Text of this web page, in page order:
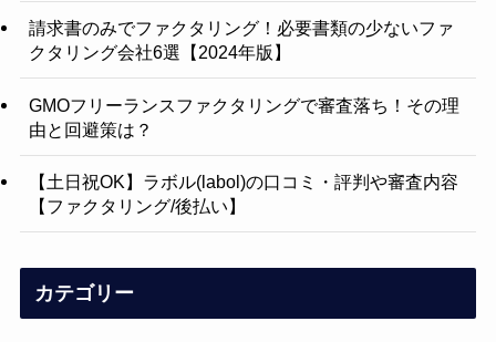
請求書のみでファクタリング！必要書類の少ないファ
クタリング会社6選【2024年版】
GMOフリーランスファクタリングで審査落ち！その理
由と回避策は？
【土日祝OK】ラボル(labol)の口コミ・評判や審査内容
【ファクタリング/後払い】
カテゴリー